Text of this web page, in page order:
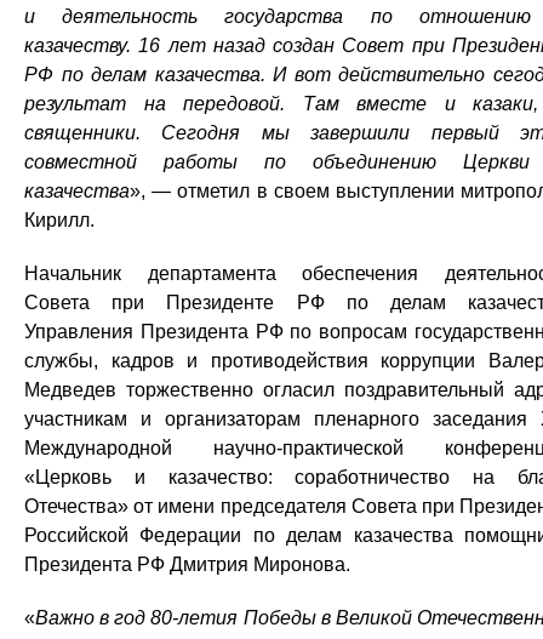
и деятельность государства по
казачеству. 16 лет назад создан Совет при
РФ по делам казачества. И вот действительно
результат на передовой. Там вместе и
священники. Сегодня мы завершили первый
совместной работы по объединению
казачества», — отметил в своем выступлении
Кирилл.
Начальник департамента обеспечения
Совета при Президенте РФ по делам
Управления Президента РФ по вопросам
службы, кадров и противодействия коррупции
Медведев торжественно огласил поздравительный
участникам и организаторам пленарного заседания
Международной научно-практической
«Церковь и казачество: соработничество на
Отечества» от имени председателя Совета при
Российской Федерации по делам казачества
Президента РФ Дмитрия Миронова.
«Важно в год 80-летия Победы в Великой